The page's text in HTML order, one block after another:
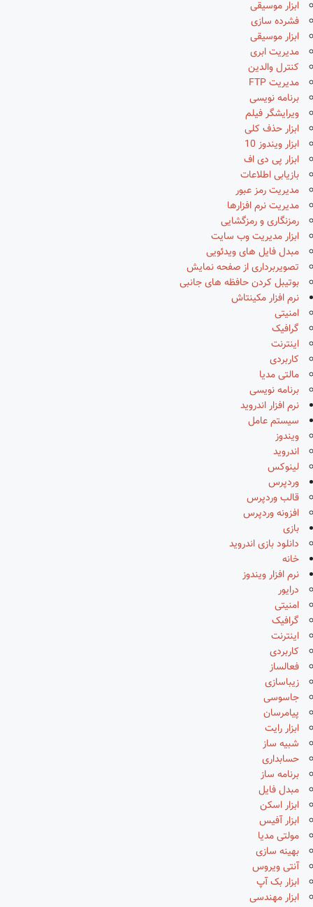
ابزار موسیقی
فشرده سازی
ابزار موسیقی
مدیریت ابری
کنترل والدین
مدیریت FTP
برنامه نویسی
ویرایشگر فیلم
ابزار حذف کلی
ابزار ویندوز 10
ابزار پی دی اف
بازیابی اطلاعات
مدیریت رمز عبور
مدیریت نرم افزارها
رمزنگاری و رمزگشایی
ابزار مدیریت وب سایت
مبدل فایل های ویدئویی
تصویربرداری از صفحه نمایش
بوتیبل کردن حافظه های جانبی
نرم افزار مکینتاش
امنیتی
گرافیک
اینترنت
کاربردی
مالتی مدیا
برنامه نویسی
نرم افزار اندروید
سیستم عامل
ویندوز
اندروید
لینوکس
وردپرس
قالب وردپرس
افزونه وردپرس
بازی
دانلود بازی اندروید
خانه
نرم افزار ویندوز
درایور
امنیتی
گرافیک
اینترنت
کاربردی
فعالساز
زیباسازی
جاسوسی
پیامرسان
ابزار رایت
شبیه ساز
حسابداری
برنامه ساز
مبدل فایل
ابزار اسکن
ابزار آفیس
مولتی مدیا
بهینه سازی
آنتی ویروس
ابزار بک آپ
ابزار مهندسی